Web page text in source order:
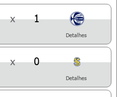
x 1
Detalhes
x 0
Detalhes